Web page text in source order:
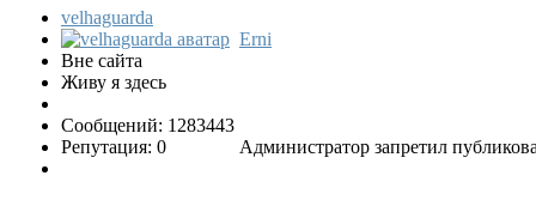
velhaguarda
Вне сайта
Живу я здесь
Сообщений: 1283443
Репутация: 0
Erni
Администратор запретил